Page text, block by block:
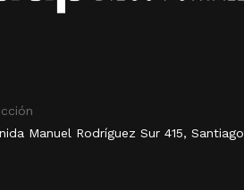
Manuel Rodríguez Sur 415, Santiago